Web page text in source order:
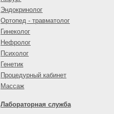
Эндокринолог
Ортопед - травматолог
Гинеколог
Нефролог
Психолог
Генетик
Процедурный кабинет
Массаж
Лабораторная служба